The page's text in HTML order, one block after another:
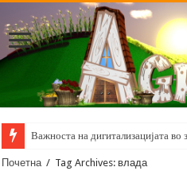
Важноста на дигитализацијата
Почетна / Tag Archives: влада